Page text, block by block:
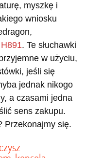
myszkę i
wniosku
. Te słuchawki
w użyciu,
jeśli się
jednak nikogo
a czasami jedna
sens zakupu.
Przekonajmy się.